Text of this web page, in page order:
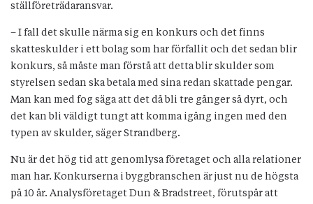
ställföreträdaransvar.
– I fall det skulle närma sig en konkurs och det finns
skatteskulder i ett bolag som har förfallit och det sedan blir
konkurs, så måste man förstå att detta blir skulder som
styrelsen sedan ska betala med sina redan skattade pengar.
Man kan med fog säga att det då bli tre gånger så dyrt, och
det kan bli väldigt tungt att komma igång ingen med den
typen av skulder, säger Strandberg.
Nu är det hög tid att genomlysa företaget och alla relationer
man har. Konkurserna i byggbranschen är just nu de högsta
på 10 år. Analysföretaget Dun & Bradstreet, förutspår att